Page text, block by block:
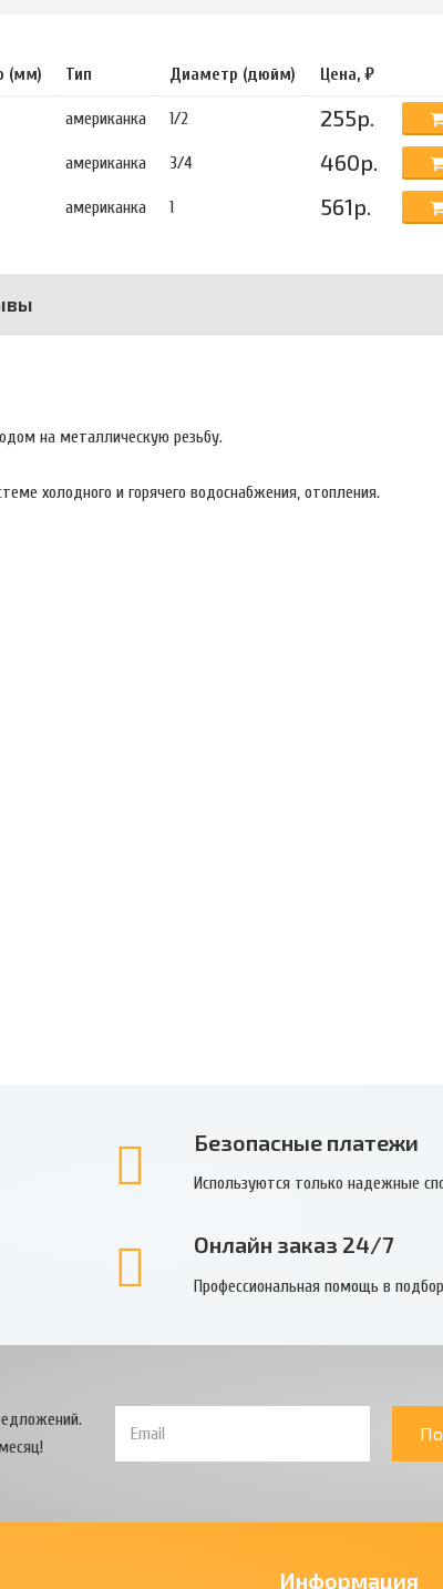
(мм) Тип Диаметр (дюйм) Цена, ₽
американка 1/2 255р.
американка 3/4 460р.
американка 1 561р.
на металлическую резьбу.
холодного и горячего водоснабжения, отопления.
Безопасные платежи
Используются только надежные
Онлайн заказ 24/7
Профессиональная помощь в
Информация